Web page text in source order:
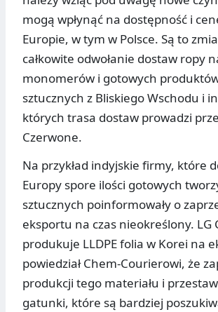
mogą wpłynąć na dostępność i
Europie, w tym w Polsce. Są to
całkowite odwołanie dostaw ropy
monomerów i gotowych
sztucznych z Bliskiego Wschodu i
których trasa dostaw prowadzi
Czerwone.
Na przykład indyjskie firmy, które
Europy spore ilości gotowych
sztucznych poinformowały o
eksportu na czas nieokreślony. LG
produkuje LLDPE folia w Korei na
powiedział Chem-Courierowi, że
produkcji tego materiału i
gatunki, które są bardziej